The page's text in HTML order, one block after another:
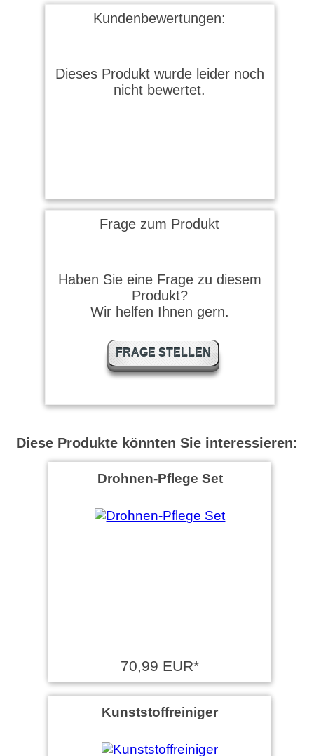
Kundenbewertungen:
Dieses Produkt wurde leider noch
nicht bewertet.
Frage zum Produkt
Haben Sie eine Frage zu diesem
Produkt?
Wir helfen Ihnen gern.
FRAGE STELLEN
Diese Produkte könnten Sie interessieren:
Drohnen-Pflege Set
70,99 EUR*
Kunststoffreiniger